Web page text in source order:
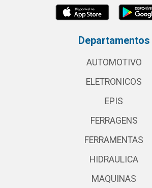
Departamentos
AUTOMOTIVO
ELETRONICOS
EPIS
FERRAGENS
FERRAMENTAS
HIDRAULICA
MAQUINAS